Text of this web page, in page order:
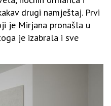
drugi namještaj. Prvi
je Mirjana pronašla u
je izabrala i sve